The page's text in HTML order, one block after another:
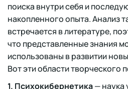
поиска внутри себя и
накопленного опыта. Анализ
встречается в литературе,
что представленные знания
использованы в развитии
Вот эти области творческого
1. Психокибернетика— наука